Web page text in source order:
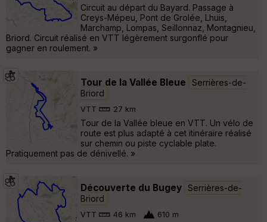
Circuit au départ du Bayard. Passage à
Creys-Mépeu, Pont de Grolée, Lhuis,
Marchamp, Lompas, Seillonnaz, Montagnieu,
Briord. Circuit réalisé en VTT légèrement surgonflé pour
gagner en roulement. »
Tour de la Vallée Bleue
Serrières-de-
Briord
VTT 27 km
Tour de la Vallée bleue en VTT. Un vélo de
route est plus adapté à cet itinéraire réalisé
sur chemin ou piste cyclable plate.
Pratiquement pas de dénivellé. »
Découverte du Bugey Serrières-de-
Briord
VTT 46 km 610 m